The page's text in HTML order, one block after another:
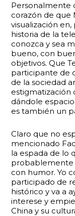
Personalmente
corazón de que
visualización
historia de la
conozca y sea
bueno, con
objetivos. Que
participante de
de la sociedad
estigmatización
dándole
es también un
Claro que no
mencionado
la espada de lo
probablemente
con humor. Yo
participado de
histórico y va a
interese y
China y su